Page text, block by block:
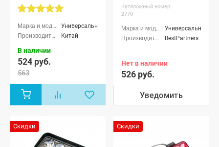
Универсальные
Китай
В наличии
524 руб.
563
Каталожный номер:
2770
Универсальные
BestPartners
Нет в наличии
526 руб.
Уведомить
Скидки Скидки